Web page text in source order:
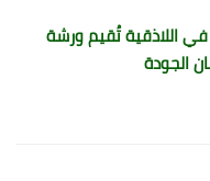
اللاذقية تُقيم ورشة
الجودة